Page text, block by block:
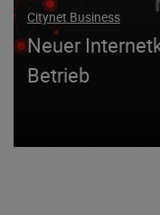
Citynet Business
Neuer
Betrieb